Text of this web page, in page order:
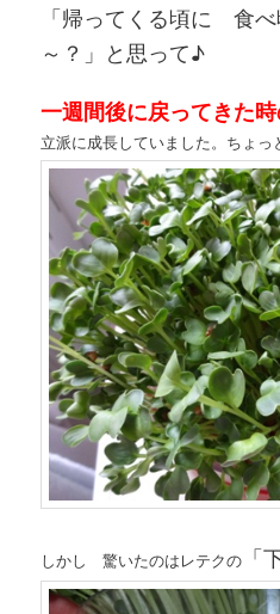
「帰ってくる頃に 食
～？」と思って♪
一週間後に戻ってきた
立派に成長していました。ちょっ
しかし 驚いたのはレテクの 「